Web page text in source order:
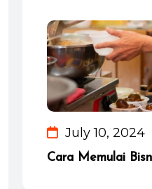
July 10, 2024
Cara Memulai